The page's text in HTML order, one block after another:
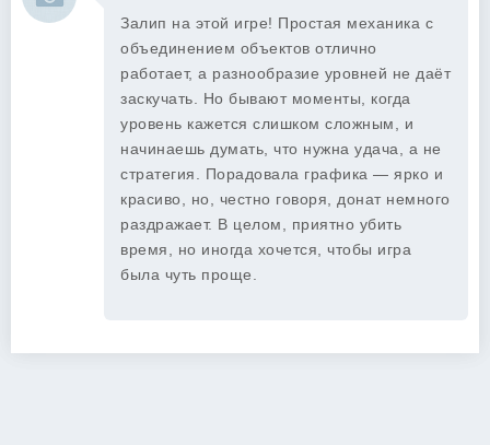
Залип на этой игре! Простая механика с
объединением объектов отлично
работает, а разнообразие уровней не даёт
заскучать. Но бывают моменты, когда
уровень кажется слишком сложным, и
начинаешь думать, что нужна удача, а не
стратегия. Порадовала графика — ярко и
красиво, но, честно говоря, донат немного
раздражает. В целом, приятно убить
время, но иногда хочется, чтобы игра
была чуть проще.